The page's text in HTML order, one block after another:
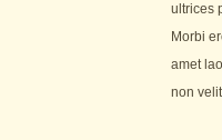
ultrices
Morbi
amet
non